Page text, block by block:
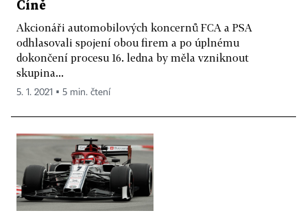
Číně
Akcionáři automobilových koncernů FCA a PSA
odhlasovali spojení obou firem a po úplnému
dokončení procesu 16. ledna by měla vzniknout
skupina...
5. 1. 2021 ▪ 5 min. čtení